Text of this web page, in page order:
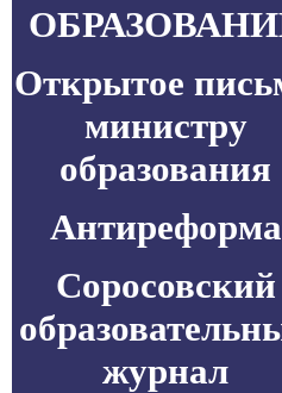
Открытое
министру
образования
Антиреформа
Соросовский
журнал